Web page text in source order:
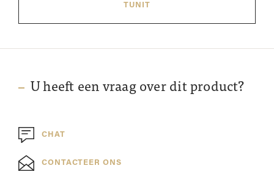
TUNIT
U heeft een vraag over dit product?
CHAT
CONTACTEER ONS